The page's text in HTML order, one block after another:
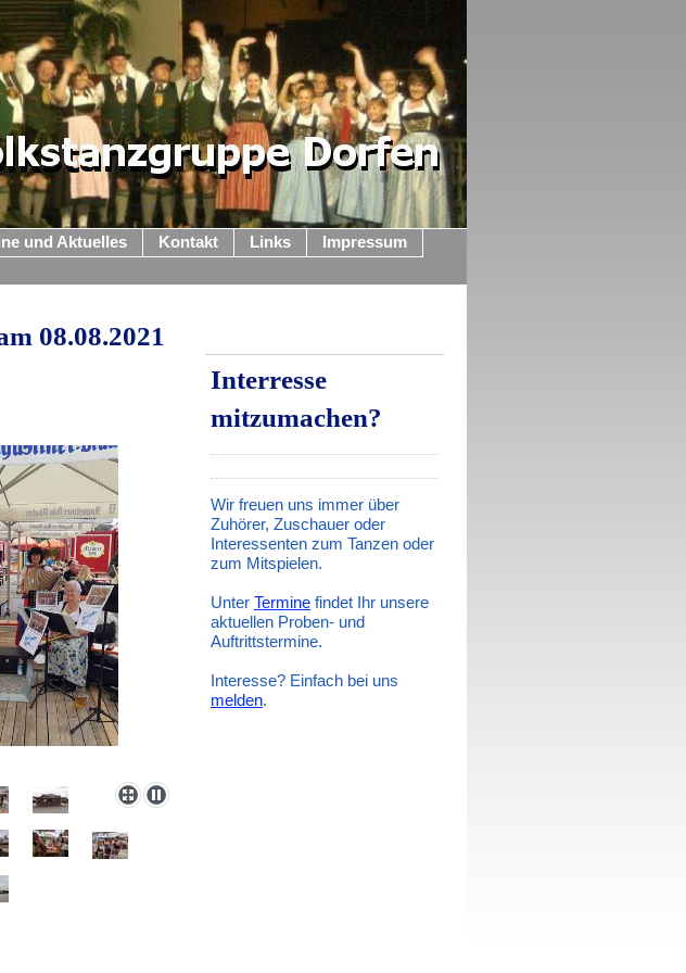
und Aktuelles Kontakt Links
Impressum
08.08.2021
Interresse
mitzumachen?
Wir freuen uns immer über
Zuhörer, Zuschauer oder
Interessenten zum Tanzen oder
zum Mitspielen.
Unter Termine findet Ihr unsere
aktuellen Proben- und
Auftrittstermine.
Interesse? Einfach bei uns
melden.